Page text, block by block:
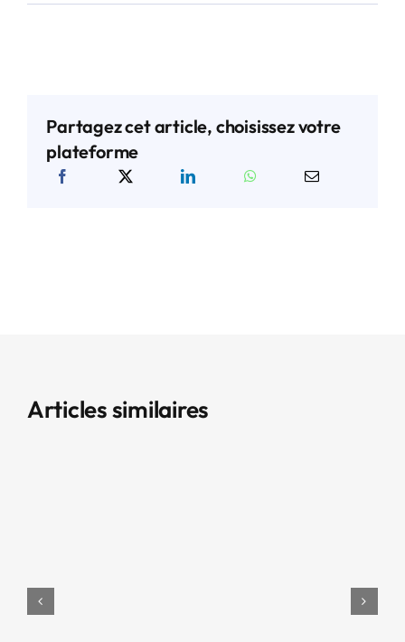
Partagez cet article, choisissez votre
plateforme
Articles similaires